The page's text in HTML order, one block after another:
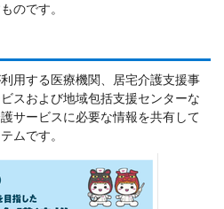
のです。
用する医療機関、居宅介護支援事
スおよび地域包括支援センターな
サービスに必要な情報を共有して
ムです。